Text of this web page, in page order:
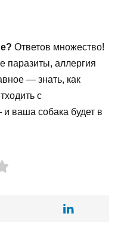
Ответов множество!
паразиты, аллергия
— знать, как
с
ваша собака будет в